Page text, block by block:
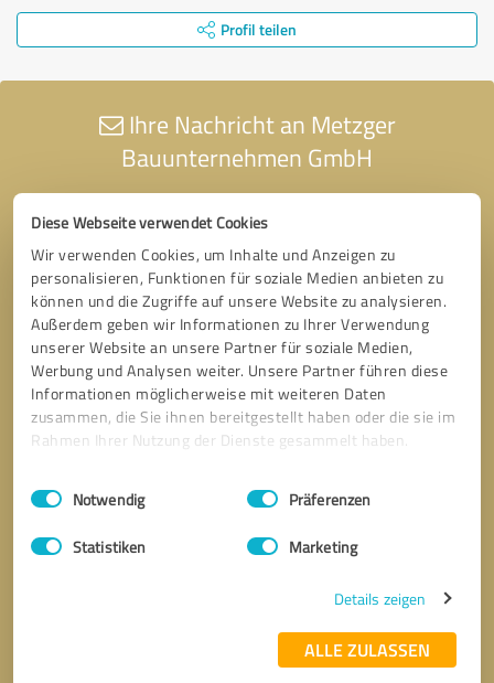
Diese Webseite verwendet Cookies
Wir verwenden Cookies, um Inhalte und Anzeigen zu
personalisieren, Funktionen für soziale Medien anbieten zu
können und die Zugriffe auf unsere Website zu analysieren.
Außerdem geben wir Informationen zu Ihrer Verwendung
unserer Website an unsere Partner für soziale Medien,
Werbung und Analysen weiter. Unsere Partner führen diese
Informationen möglicherweise mit weiteren Daten
zusammen, die Sie ihnen bereitgestellt haben oder die sie im
Rahmen Ihrer Nutzung der Dienste gesammelt haben.
Impressum Datenschutzbestimmungen
Einwilligungsauswahl
Notwendig Präferenzen
Statistiken Marketing
Details zeigen
ALLE ZULASSEN
Profil teilen
Ihre Nachricht an Metzger
Bauunternehmen GmbH
* Erforderliche Angaben